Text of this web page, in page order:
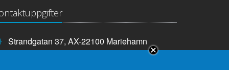
Strandgatan 37, AX-22100 Mariehamn